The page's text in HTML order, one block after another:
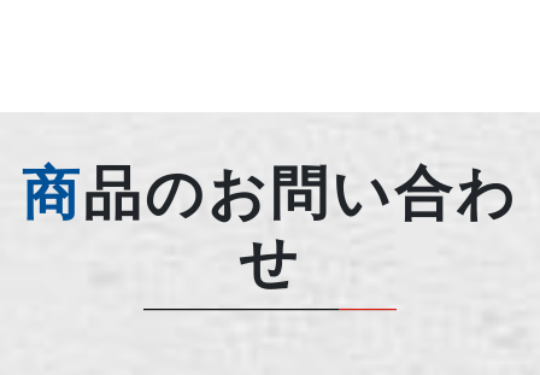
商品のお問い合わ
せ